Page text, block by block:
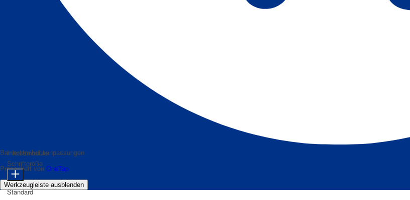
Barrierefreiheitsanpassungen
Präsentiert von OneTap
Werkzeugleiste ausblenden
Inhaltsmodule
Schriftgröße
Standard